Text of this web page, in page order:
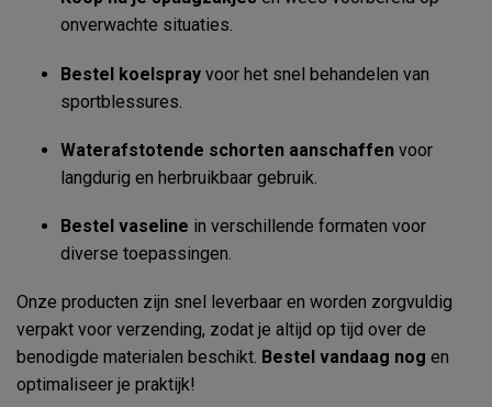
onverwachte situaties.
Bestel koelspray voor het snel behandelen van
sportblessures.
Waterafstotende schorten aanschaffen voor
langdurig en herbruikbaar gebruik.
Bestel vaseline in verschillende formaten voor
diverse toepassingen.
Onze producten zijn snel leverbaar en worden zorgvuldig
verpakt voor verzending, zodat je altijd op tijd over de
benodigde materialen beschikt. Bestel vandaag nog en
optimaliseer je praktijk!